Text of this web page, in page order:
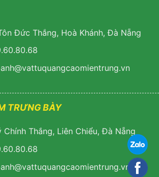
Đức Thắng, Hoà Khánh, Đà Nẵng
TRƯNG BÀY
Thắng, Liên Chiểu, Đà Nẵng